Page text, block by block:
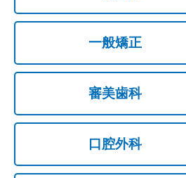
一般矯正
審美歯科
口腔外科